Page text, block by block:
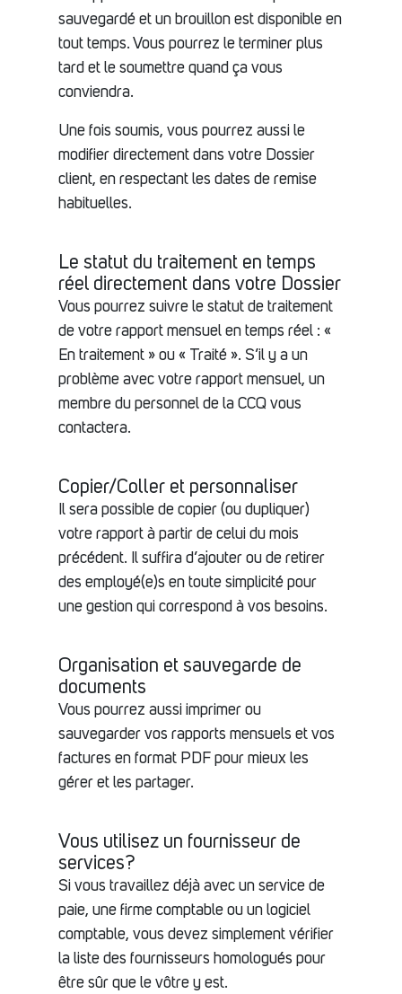
sauvegardé et un brouillon est disponible en
tout temps. Vous pourrez le terminer plus
tard et le soumettre quand ça vous
conviendra.
Une fois soumis, vous pourrez aussi le
modifier directement dans votre Dossier
client, en respectant les dates de remise
habituelles.
Le statut du traitement en temps
réel directement dans votre Dossier
Vous pourrez suivre le statut de traitement
de votre rapport mensuel en temps réel : «
En traitement » ou « Traité ». S’il y a un
problème avec votre rapport mensuel, un
membre du personnel de la CCQ vous
contactera.
Copier/Coller et personnaliser
Il sera possible de copier (ou dupliquer)
votre rapport à partir de celui du mois
précédent. Il suffira d’ajouter ou de retirer
des employé(e)s en toute simplicité pour
une gestion qui correspond à vos besoins.
Organisation et sauvegarde de
documents
Vous pourrez aussi imprimer ou
sauvegarder vos rapports mensuels et vos
factures en format PDF pour mieux les
gérer et les partager.
Vous utilisez un fournisseur de
services?
Si vous travaillez déjà avec un service de
paie, une firme comptable ou un logiciel
comptable, vous devez simplement vérifier
la liste des fournisseurs homologués pour
être sûr que le vôtre y est.